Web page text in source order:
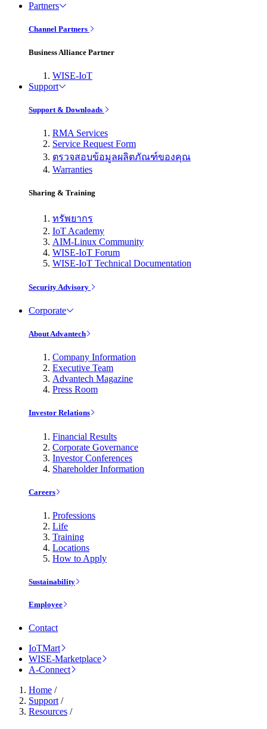
Partners
Channel Partners
Business Alliance Partner
WISE-IoT
Support
Support & Downloads
RMA Services
Service Request Form
ตรวจสอบข้อมูลผลิตภัณฑ์ของคุณ
Warranties
Sharing & Training
ทรัพยากร
IoT Academy
AIM-Linux Community
WISE-IoT Forum
WISE-IoT Technical Documentation
Security Advisory
Corporate
About Advantech
Company Information
Executive Team
Advantech Magazine
Press Room
Investor Relations
Financial Results
Corporate Governance
Investor Conferences
Shareholder Information
Careers
Professions
Life
Training
Locations
How to Apply
Sustainability
Employee
Contact
IoTMart
WISE-Marketplace
A-Connect
Home /
Support /
Resources /